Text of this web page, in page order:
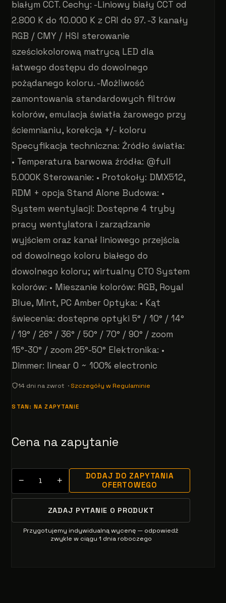
białym CCT. Cechy: -Liniowy biały CCT od
2.800 K do 10.000 K z CRI do 97. -3 kanały
RGB / CMY / HSI sterowanie
sześciokolorową matrycą LED dla
łatwego dostępu do dowolnego
pożądanego koloru. -Możliwość
zamontowania standardowych filtrów
kolorów, emulacja światła żarowego przy
ściemnianiu, korekcja +/- koloru
Specyfikacja techniczna: Źródło światła:
• Temperatura barwowa źródła: @full
5.000K Sterowanie: • Protokoły: DMX512,
RDM + opcja Stand Alone Budowa: •
System wentylacji: Dostępne 4 tryby
pracy wentylatora i zarządzanie
wyjściem oraz kanał liniowego przejścia
od dowolnego koloru białego do
dowolnego koloru; wirtualny CTO System
kolorów: • Mieszanie kolorów: RGB, Royal
Blue, Mint, PC Amber Optyka: • Kąt
świecenia: dostępne optyki 5° / 10° / 14°
/ 19° / 26° / 36° / 50° / 70° / 90° / zoom
15°-30° / zoom 25°-50° Elektronika: •
Dimmer: linear 0 ~ 100% electronic
14 dni na zwrot · Szczegóły w Regulaminie
STAN: NA ZAPYTANIE
Cena na zapytanie
− +
DODAJ DO ZAPYTANIA
OFERTOWEGO
ZADAJ PYTANIE O PRODUKT
Przygotujemy indywidualną wycenę — odpowiedź
zwykle w ciągu 1 dnia roboczego